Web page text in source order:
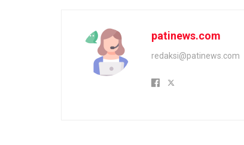
patinews.com
redaksi@patinews.com